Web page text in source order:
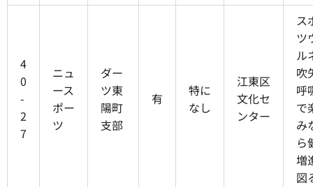
4
0
-
2
7
ニュ
ース
ポー
ツ
ダー
ツ東
陽町
支部
有
特に
なし
江東区
文化セ
ンター
ス
ツ
ル
吹
呼
で
み
ら
増
図